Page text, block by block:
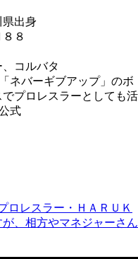
出身
８
コルバタ
ネバーギブアップ」のボ
プロレスラーとしても活
式
ロレスラー・ＨＡＲＵＫ
が、相方やマネジャーさん